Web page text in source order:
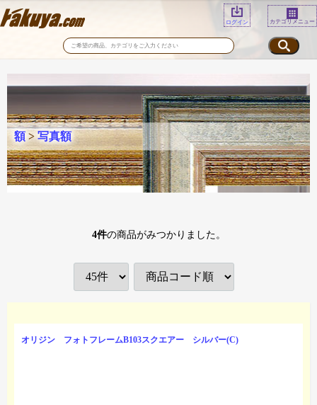
ログイン カテゴリメニュー
額> 写真額
4件の商品がみつかりました。
オリジン フォトフレームB103スクエアー シルバー(C)